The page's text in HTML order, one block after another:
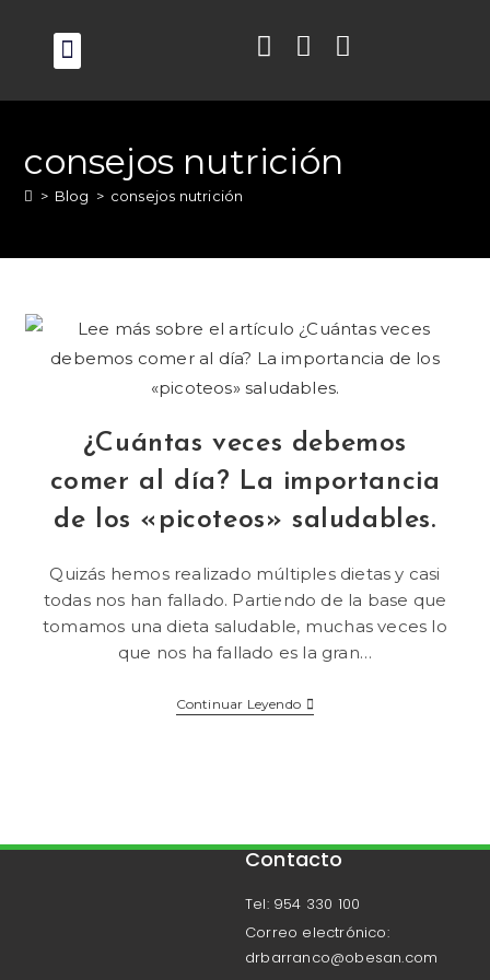
consejos nutrición
> Blog > consejos nutrición
¿Cuántas veces debemos
comer al día? La importancia
de los «picoteos» saludables.
Quizás hemos realizado múltiples dietas y casi
todas nos han fallado. Partiendo de la base que
tomamos una dieta saludable, muchas veces lo
que nos ha fallado es la gran…
Continuar Leyendo
Contacto
Tel: 954 330 100
Correo electrónico:
drbarranco@obesan.com